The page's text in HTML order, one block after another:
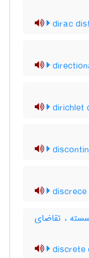
dirac
dirichlet
، تقاضای
discrete